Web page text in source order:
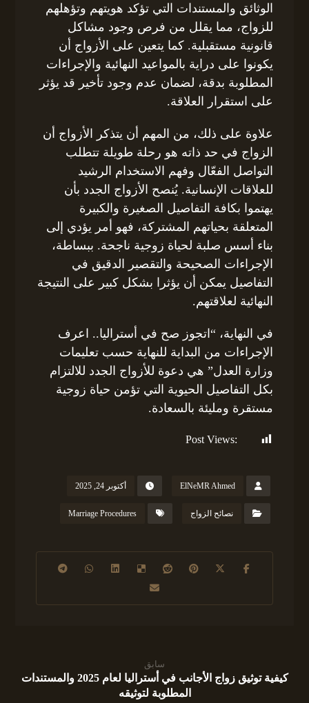
الوثائق والمستندات التي تؤكد هويتهم وتؤهلهم
للزواج، مما يقلل من فرص وجود مشاكل
قانونية مستقبلية. كما يتعين على الأزواج أن
يكونوا على دراية بالمواعيد النهائية والإجراءات
المطلوبة بدقة، لضمان عدم وجود تأخير قد يؤثر
على استقرار العلاقة.
علاوة على ذلك، من المهم أن يتذكر الأزواج أن
الزواج في حد ذاته هو رحلة طويلة تتطلب
التواصل الفعّال وفهم الاستخدام الرشيد
للعلاقات الإنسانية. يُنصح الأزواج الجدد بأن
يهتموا بكافة التفاصيل الصغيرة والكبيرة
المتعلقة بحياتهم المشتركة، فهو أمر يؤدي إلى
بناء أسس صلبة لحياة زوجية ناجحة. ببساطة،
الإجراءات الصحيحة والتقصير الدقيق في
التفاصيل يمكن أن يؤثرا بشكل كبير على النتيجة
النهائية لعلاقتهم.
في النهاية، “اتجوز صح في أستراليا.. اعرف
الإجراءات من البداية للنهاية حسب تعليمات
وزارة العدل” هي دعوة للأزواج الجدد للالتزام
بكل التفاصيل الحيوية التي تؤمن حياة زوجية
مستقرة ومليئة بالسعادة.
Post Views:
ElNeMR Ahmed أكتوبر 24, 2025
نصائح الزواج Marriage Procedures
سابق
كيفية توثيق زواج الأجانب في أستراليا لعام 2025 والمستندات
المطلوبة لتوثيقه